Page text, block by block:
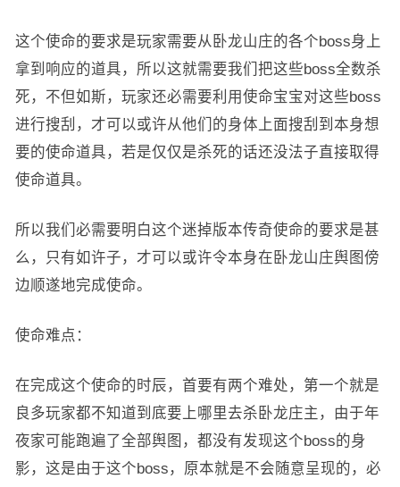
这个使命的要求是玩家需要从卧龙山庄的各个boss身上
拿到响应的道具，所以这就需要我们把这些boss全数杀
死，不但如斯，玩家还必需要利用使命宝宝对这些boss
进行搜刮，才可以或许从他们的身体上面搜刮到本身想
要的使命道具，若是仅仅是杀死的话还没法子直接取得
使命道具。
所以我们必需要明白这个迷掉版本传奇使命的要求是甚
么，只有如许子，才可以或许令本身在卧龙山庄舆图傍
边顺遂地完成使命。
使命难点：
在完成这个使命的时辰，首要有两个难处，第一个就是
良多玩家都不知道到底要上哪里去杀卧龙庄主，由于年
夜家可能跑遍了全部舆图，都没有发现这个boss的身
影，这是由于这个boss，原本就是不会随意呈现的，必